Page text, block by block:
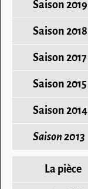
Saison 2019
Saison 2018
Saison 2017
Saison 2015
Saison 2014
Saison 2013
La pièce